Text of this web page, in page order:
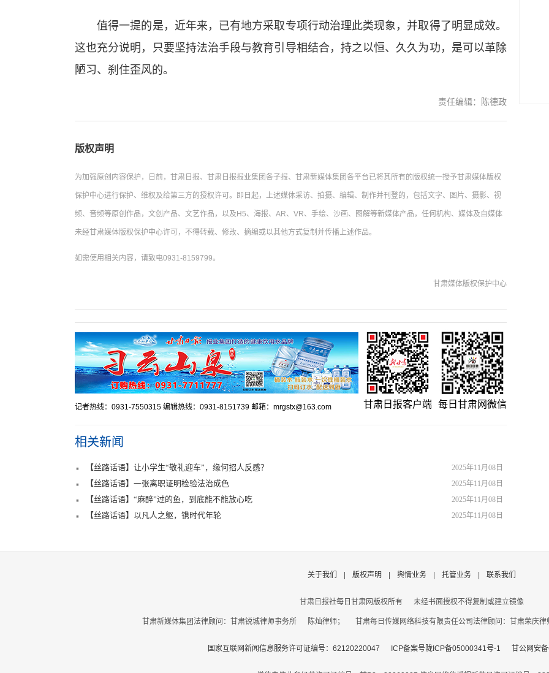
值得一提的是，近年来，已有地方采取专项行动治理此类现象，并取得了明显成效。
这也充分说明，只要坚持法治手段与教育引导相结合，持之以恒、久久为功，是可以革除
陋习、刹住歪风的。
责任编辑：陈德政
版权声明
为加强原创内容保护，日前，甘肃日报、甘肃日报报业集团各子报、甘肃新媒体集团各平台已将其所有的版权统一授予甘肃媒体版权
保护中心进行保护、维权及给第三方的授权许可。即日起，上述媒体采访、拍摄、编辑、制作并刊登的，包括文字、图片、摄影、视
频、音频等原创作品，文创产品、文艺作品，以及H5、海报、AR、VR、手绘、沙画、图解等新媒体产品，任何机构、媒体及自媒体
未经甘肃媒体版权保护中心许可，不得转载、修改、摘编或以其他方式复制并传播上述作品。
如需使用相关内容，请致电0931-8159799。
甘肃媒体版权保护中心
记者热线：0931-7550315 编辑热线：0931-8151739 邮箱：mrgstx@163.com 甘肃日报客户端 每日甘肃网微信
相关新闻
2025年11月08日
【丝路话语】让小学生“敬礼迎车”，缘何招人反感？
2025年11月08日
【丝路话语】一张离职证明检验法治成色
2025年11月08日
【丝路话语】“麻醉”过的鱼，到底能不能放心吃
2025年11月08日
【丝路话语】以凡人之躯，镌时代年轮
关于我们 版权声明 舆情业务 托管业务 联系我们
甘肃日报社每日甘肃网版权所有 未经书面授权不得复制或建立镜像
甘肃新媒体集团法律顾问：甘肃锐城律师事务所 陈灿律师； 甘肃每日传媒网络科技有限责任公司法律顾问：甘肃荣
国家互联网新闻信息服务许可证编号：62120220047 ICP备案号陇ICP备05000341号-1 甘公网安